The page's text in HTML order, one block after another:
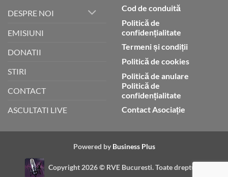
DESPRE NOI
EMISIUNI
DONATII
STIRI
CONTACT
ASCULTATI LIVE
Cod de conduită
Politică de
confidențialitate
Termeni și condiții
Politică de cookies
Politică de anulare
Politică de
confidențialitate
Contact Asociație
Powered by Business Plus
Copyright 2026 © RVE Bucuresti. Toate drepturile